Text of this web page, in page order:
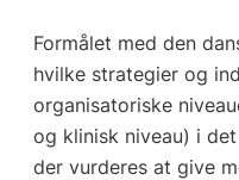
Formålet med den
hvilke strategier og
organisatoriske
og klinisk niveau) i
der vurderes at give